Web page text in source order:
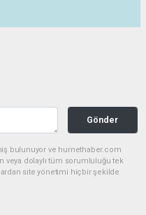
Gönder
bulunuyor ve hurnethaber.com
veya dolaylı tüm sorumluluğu tek
site yönetimi hiçbir şekilde